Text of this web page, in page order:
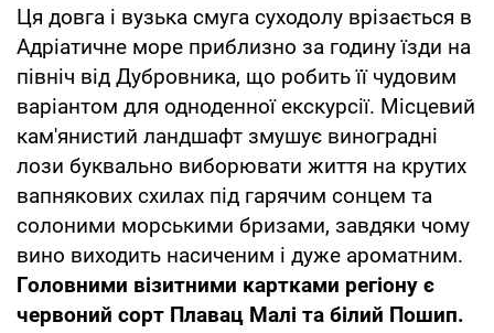
Ця довга і вузька смуга суходолу врізається в
Адріатичне море приблизно за годину їзди на
північ від Дубровника, що робить її чудовим
варіантом для одноденної екскурсії. Місцевий
кам'янистий ландшафт змушує виноградні
лози буквально виборювати життя на крутих
вапнякових схилах під гарячим сонцем та
солоними морськими бризами, завдяки чому
вино виходить насиченим і дуже ароматним.
Головними візитними картками регіону є
червоний сорт Плавац Малі та білий Пошип.